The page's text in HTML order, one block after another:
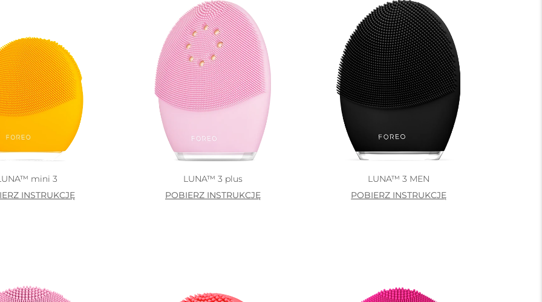
mini 3
INSTRUKCJĘ
LUNA™ 3 plus
POBIERZ INSTRUKCJĘ
LUNA™ 3 MEN
POBIERZ INSTRUKCJĘ